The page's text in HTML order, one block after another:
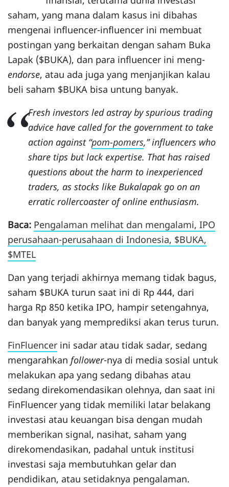
saham, yang mana dalam kasus ini dibahas
mengenai influencer-influencer ini membuat
postingan yang berkaitan dengan saham Buka
Lapak ($BUKA), dan para influencer ini meng-
endorse, atau ada juga yang menjanjikan kalau
beli saham $BUKA bisa untung banyak.
Fresh investors led astray by spurious trading
advice have called for the government to take
action against “pom-pomers,” influencers who
share tips but lack expertise. That has raised
questions about the harm to inexperienced
traders, as stocks like Bukalapak go on an
erratic rollercoaster of online enthusiasm.
Baca: Pengalaman melihat dan mengalami, IPO
perusahaan-perusahaan di Indonesia, $BUKA,
$MTEL
Dan yang terjadi akhirnya memang tidak bagus,
saham $BUKA turun saat ini di Rp 444, dari
harga Rp 850 ketika IPO, hampir setengahnya,
dan banyak yang memprediksi akan terus turun.
FinFluencer ini sadar atau tidak sadar, sedang
mengarahkan follower-nya di media sosial untuk
melakukan apa yang sedang dibahas atau
sedang direkomendasikan olehnya, dan saat ini
FinFluencer yang tidak memiliki latar belakang
investasi atau keuangan bisa dengan mudah
memberikan signal, nasihat, saham yang
direkomendasikan, padahal untuk institusi
investasi saja membutuhkan gelar dan
pendidikan, atau setidaknya pengalaman.